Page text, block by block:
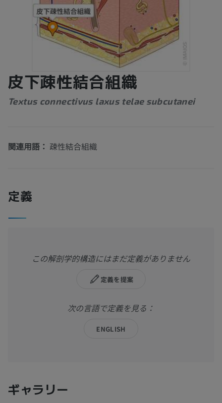
皮下疎性結合組織
Textus connectivus laxus telae subcutanei
関連用語： 疎性結合組織
定義
この解剖学的構造にはまだ定義がありません
定義を提案
次の言語で定義を見る：
ENGLISH
ギャラリー